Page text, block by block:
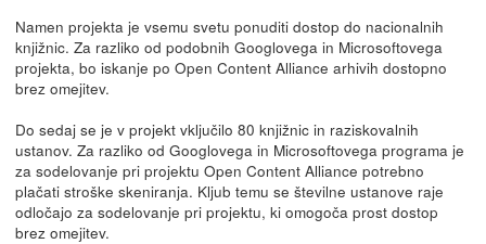
Namen projekta je vsemu svetu ponuditi dostop do nacionalnih
knjižnic. Za razliko od podobnih Googlovega in Microsoftovega
projekta, bo iskanje po Open Content Alliance arhivih dostopno
brez omejitev.
Do sedaj se je v projekt vključilo 80 knjižnic in raziskovalnih
ustanov. Za razliko od Googlovega in Microsoftovega programa je
za sodelovanje pri projektu Open Content Alliance potrebno
plačati stroške skeniranja. Kljub temu se številne ustanove raje
odločajo za sodelovanje pri projektu, ki omogoča prost dostop
brez omejitev.